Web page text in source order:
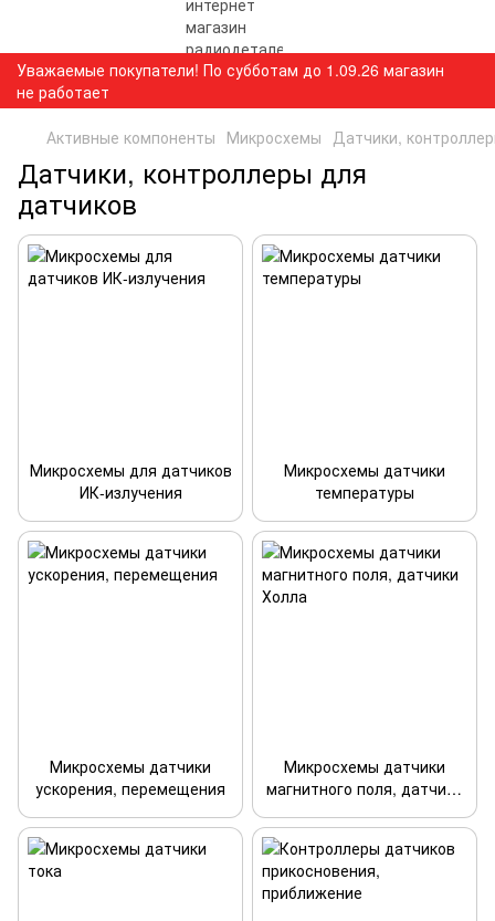
Уважаемые покупатели! По субботам до 1.09.26 магазин
не работает
Активные компоненты Микросхемы Датчики,
Датчики, контроллеры для
датчиков
Микросхемы для датчиков
ИК-излучения
Микросхемы датчики
температуры
Микросхемы датчики
ускорения, перемещения
Микросхемы датчики
магнитного поля, датчики